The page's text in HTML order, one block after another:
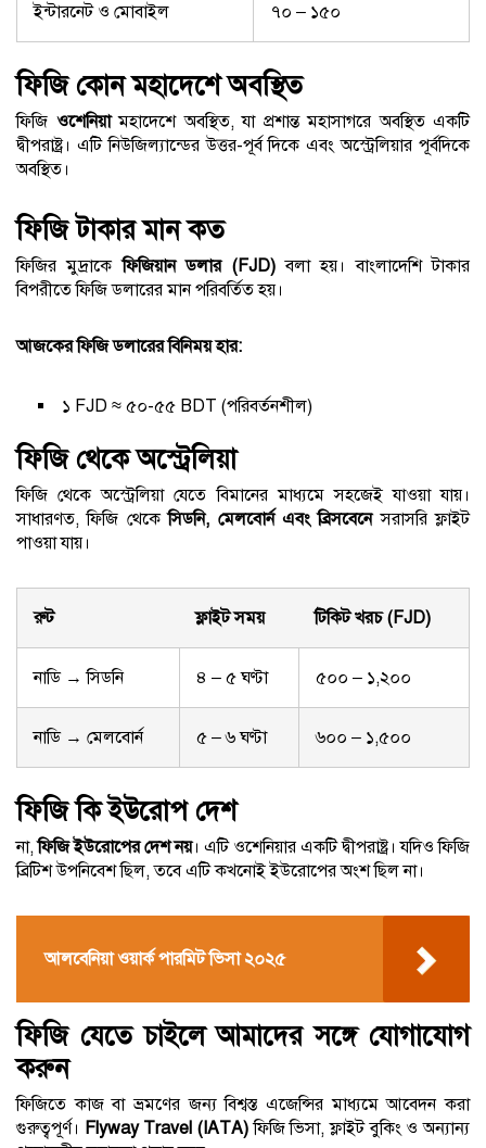
ইন্টারনেট ও মোবাইল ৭০ – ১৫০
ফিজি কোন মহাদেশে অবস্থিত
ফিজি ওশেনিয়ামহাদেশে অবস্থিত, যা প্রশান্ত মহাসাগরে অবস্থিত একটি
দ্বীপরাষ্ট্র। এটি নিউজিল্যান্ডের উত্তর-পূর্ব দিকে এবং অস্ট্রেলিয়ার পূর্বদিকে
অবস্থিত।
ফিজি টাকার মান কত
ফিজির মুদ্রাকেফিজিয়ান ডলার (FJD)বলা হয়। বাংলাদেশি টাকার
বিপরীতে ফিজি ডলারের মান পরিবর্তিত হয়।
আজকের ফিজি ডলারের বিনিময় হার:
১ FJD ≈ ৫০-৫৫ BDT (পরিবর্তনশীল)
ফিজি থেকে অস্ট্রেলিয়া
ফিজি থেকে অস্ট্রেলিয়া যেতে বিমানের মাধ্যমে সহজেই যাওয়া যায়।
সাধারণত, ফিজি থেকেসিডনি, মেলবোর্ন এবং ব্রিসবেনেসরাসরি ফ্লাইট
পাওয়া যায়।
রুট ফ্লাইট সময় টিকিট খরচ (FJD)
নাডি → সিডনি ৪ – ৫ ঘণ্টা ৫০০ – ১,২০০
নাডি → মেলবোর্ন ৫ – ৬ ঘণ্টা ৬০০ – ১,৫০০
ফিজি কি ইউরোপ দেশ
না,ফিজি ইউরোপের দেশ নয়। এটি ওশেনিয়ার একটি দ্বীপরাষ্ট্র। যদিও ফিজি
ব্রিটিশ উপনিবেশ ছিল, তবে এটি কখনোই ইউরোপের অংশ ছিল না।
আলবেনিয়া ওয়ার্ক পারমিট ভিসা ২০২৫
ফিজি যেতে চাইলে আমাদের সঙ্গে যোগাযোগ
করুন
ফিজিতে কাজ বা ভ্রমণের জন্য বিশ্বস্ত এজেন্সির মাধ্যমে আবেদন করা
গুরুত্বপূর্ণ। Flyway Travel (IATA)ফিজি ভিসা, ফ্লাইট বুকিং ও অন্যান্য